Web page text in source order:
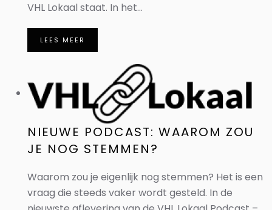
VHL Lokaal staat. In het...
LEES MEER
NIEUWE PODCAST: WAAROM ZOU
JE NOG STEMMEN?
Waarom zou je eigenlijk nog stemmen? Het is een
vraag die steeds vaker wordt gesteld. In de